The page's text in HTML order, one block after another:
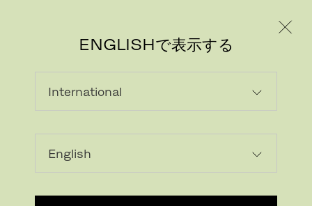
ENGLISHで表示する